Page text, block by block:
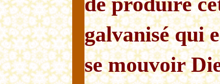
galvanisé qui
se mouvoir